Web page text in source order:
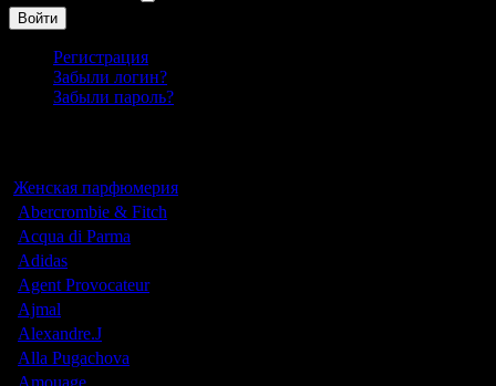
Войти
Регистрация
Забыли логин?
Забыли пароль?
Женская парфюмерия
Abercrombie & Fitch
Acqua di Parma
Adidas
Agent Provocateur
Ajmal
Alexandre.J
Alla Pugachova
Amouage